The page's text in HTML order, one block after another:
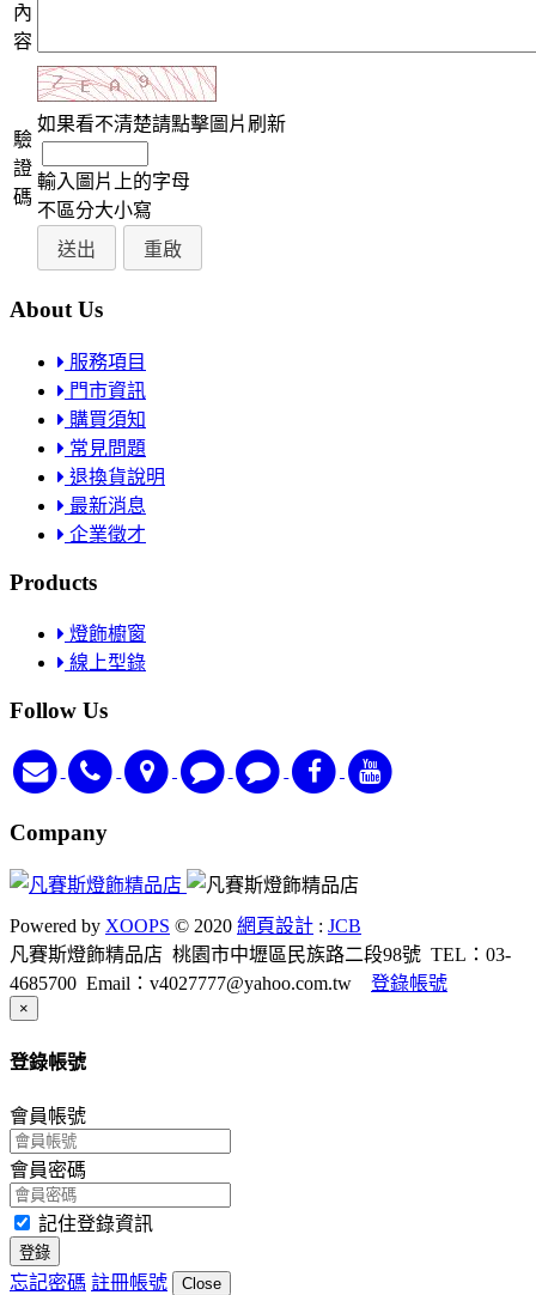
內
容
驗
證
碼
如果看不清楚請點擊圖片刷新
輸入圖片上的字母
不區分大小寫
About Us
服務項目
門市資訊
購買須知
常見問題
退換貨說明
最新消息
企業徵才
Products
燈飾櫥窗
線上型錄
Follow Us
Company
Powered by XOOPS © 2020 網頁設計 : JCB
凡賽斯燈飾精品店 桃園市中壢區民族路二段98號 TEL：03-
4685700 Email：v4027777@yahoo.com.tw 登錄帳號
×
登錄帳號
會員帳號
會員密碼
記住登錄資訊
登錄
忘記密碼 註冊帳號 Close